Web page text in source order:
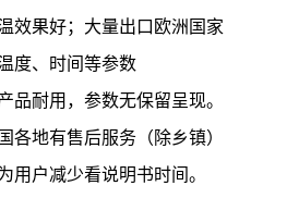
效果好；大量出口欧洲国家
度、时间等参数
品耐用，参数无保留呈现。
各地有售后服务（除乡镇）
用户减少看说明书时间。